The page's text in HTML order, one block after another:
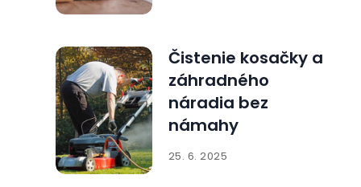
Čistenie kosačky a
záhradného
náradia bez
námahy
25. 6. 2025